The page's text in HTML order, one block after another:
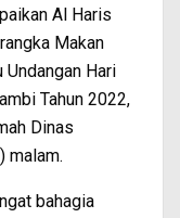
Al Haris
Makan
Undangan Hari
Tahun 2022,
Dinas
malam.
bahagia